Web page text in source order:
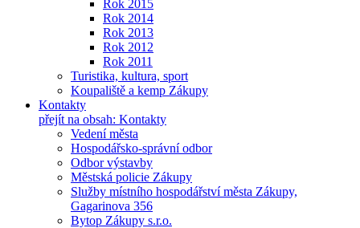
Rok 2015
Rok 2014
Rok 2013
Rok 2012
Rok 2011
Turistika, kultura, sport
Koupaliště a kemp Zákupy
Kontakty
přejít na obsah: Kontakty
Vedení města
Hospodářsko-správní odbor
Odbor výstavby
Městská policie Zákupy
Služby místního hospodářství města Zákupy,
Gagarinova 356
Bytop Zákupy s.r.o.